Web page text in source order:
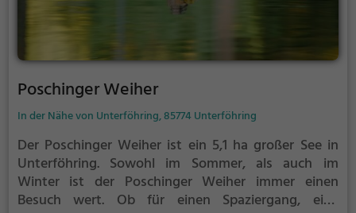
Poschinger Weiher
In der Nähe von Unterföhring, 85774 Unterföhring
Der Poschinger Weiher ist ein 5,1 ha großer See in
Unterföhring. Sowohl im Sommer, als auch im
Winter ist der Poschinger Weiher immer einen
Besuch wert. Ob für einen Spaziergang, eine